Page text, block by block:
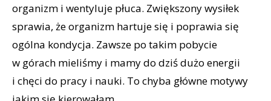
organizm i wentyluje płuca. Zwiększony wysiłek
sprawia, że organizm hartuje się i poprawia się
ogólna kondycja. Zawsze po takim pobycie
w górach mieliśmy i mamy do dziś dużo energii
i chęci do pracy i nauki. To chyba główne motywy